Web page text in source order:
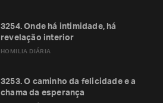
HOMILIA DIÁRIA
3254. Onde há intimidade, há
revelação interior
3253. O caminho da felicidade e a
chama da esperança